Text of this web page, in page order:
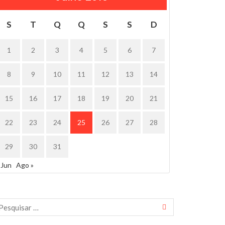
S T Q Q S S D
1 2 3 4 5 6 7
8 9 10 11 12 13 14
15 16 17 18 19 20 21
22 23 24 25 26 27 28
29 30 31
Ago »